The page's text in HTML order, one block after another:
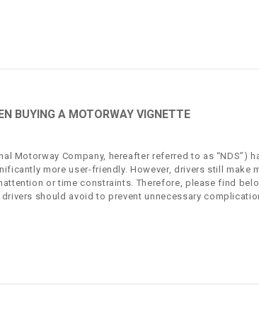
BUYING A MOTORWAY VIGNETTE
Motorway Company, hereafter referred to as “NDS”)
more user-friendly. However, drivers still make
or time constraints. Therefore, please find
should avoid to prevent unnecessary